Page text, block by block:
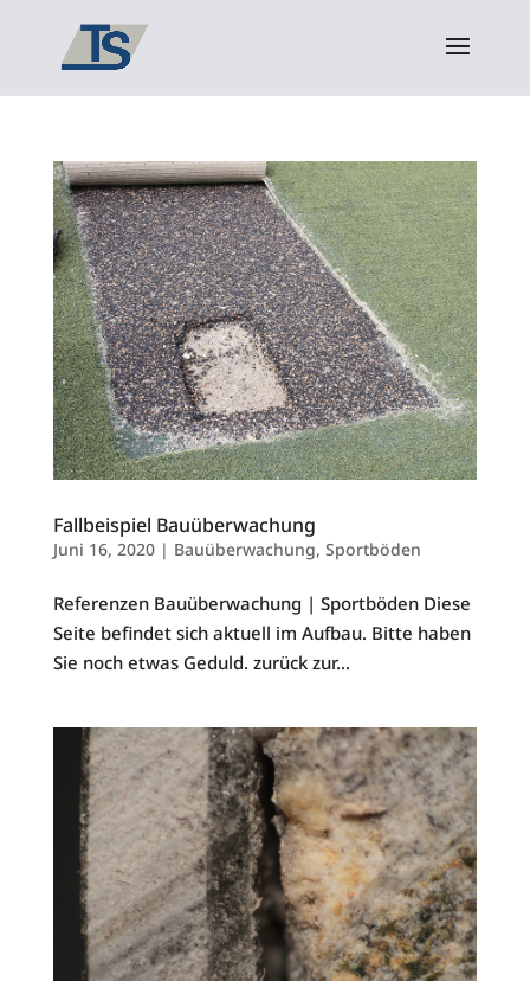
Fallbeispiel Bauüberwachung
Juni 16, 2020| Bauüberwachung, Sportböden
Referenzen Bauüberwachung | Sportböden Diese
Seite befindet sich aktuell im Aufbau. Bitte haben
Sie noch etwas Geduld. zurück zur...